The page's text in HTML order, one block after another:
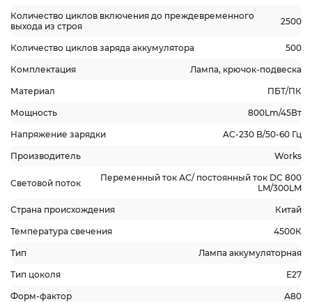
Количество циклов включения до преждевременного
выхода из строя
2500
Количество циклов заряда аккумулятора 500
Комплектация Лампа, крючок-подвеска
Материал ПБТ/ПК
Мощность 800Lm/45Вт
Напряжение зарядки AC-230 B/50-60 Гц
Производитель Works
Световой поток
Переменный ток АС/ постоянный ток DC 800
LM/300LM
Страна происхождения Китай
Температура свечения 4500К
Тип Лампа аккумуляторная
Тип цоколя Е27
Форм-фактор А80